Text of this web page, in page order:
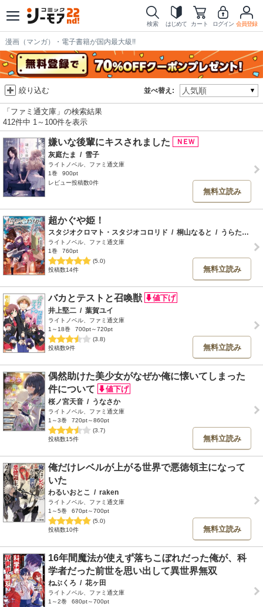
検索 はじめて カート ログイン 会員登録
漫画（マンガ）・電子書籍が国内最大級!!
並べ替え:
絞り込む
「ファミ通文庫」の検索結果
412件中 1～100件を表示
嫌いな後輩にキスされました
灰庭たま / 雪子
ライトノベル、ファミ通文庫
1巻
900pt
レビュー投稿数0件
無料立読み
超かぐや姫！
スタジオクロマト・スタジオコロリド / 桐山なると / うらたあさお
ライトノベル、ファミ通文庫
1巻
760pt
(5.0)
投稿数14件
無料立読み
バカとテストと召喚獣
井上堅二 / 葉賀ユイ
ライトノベル、ファミ通文庫
1～18巻
700pt～720pt
(3.8)
投稿数9件
無料立読み
偶然助けた美少女がなぜか俺に懐いてしまった
件について
桜ノ宮天音 / うなさか
ライトノベル、ファミ通文庫
1～3巻
720pt～860pt
(3.7)
投稿数15件
無料立読み
俺だけレベルが上がる世界で悪徳領主になって
いた
わるいおとこ / raken
ライトノベル、ファミ通文庫
1～5巻
670pt～700pt
(5.0)
投稿数10件
無料立読み
16年間魔法が使えず落ちこぼれだった俺が、科
学者だった前世を思い出して異世界無双
ねぶくろ / 花ヶ田
ライトノベル、ファミ通文庫
1～2巻
680pt～700pt